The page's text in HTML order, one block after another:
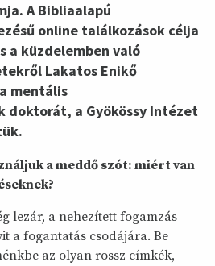
A Bibliaalapú
online találkozások célja
a küzdelemben való
Lakatos Enikő
mentális
doktorát, a Gyökössy Intézet
a meddő szót: miért van
lezár, a nehezített fogamzás
a fogantatás csodájára. Be
az olyan rossz címkék,